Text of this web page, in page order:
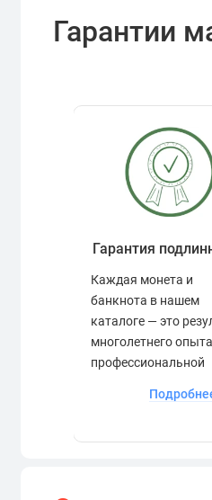
Гарантии
Гарантия
Каждая монета и
банкнота в нашем
каталоге — это
многолетнего
профессиональной
контроля.